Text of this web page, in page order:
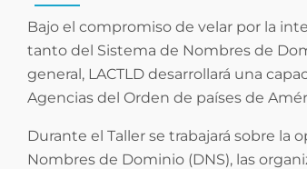
Bajo el compromiso de velar por la
tanto del Sistema de Nombres de
general, LACTLD desarrollará una
Agencias del Orden de países de
Durante el Taller se trabajará sobre la
Nombres de Dominio (DNS), las